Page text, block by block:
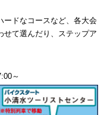
ードなコースなど、各大会
せて選んだり、ステップア
～